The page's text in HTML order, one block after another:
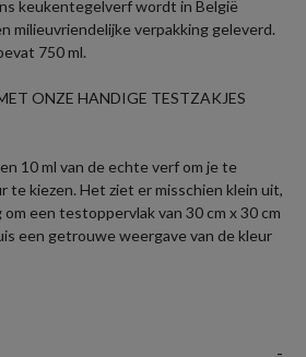
keukentegelverf wordt in België
milieuvriendelijke verpakking geleverd.
750 ml.
ONZE HANDIGE TESTZAKJES
10 ml van de echte verf om je te
te kiezen. Het ziet er misschien klein uit,
om een testoppervlak van 30 cm x 30 cm
een getrouwe weergave van de kleur
-